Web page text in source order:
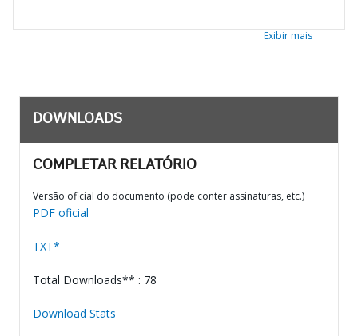
Exibir mais
DOWNLOADS
COMPLETAR RELATÓRIO
Versão oficial do documento (pode conter assinaturas, etc.)
PDF oficial
TXT*
Total Downloads** : 78
Download Stats